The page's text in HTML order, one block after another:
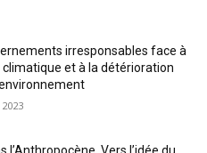
irresponsables face à
climatique et à la détérioration
l’Anthropocène. Vers l’idée du